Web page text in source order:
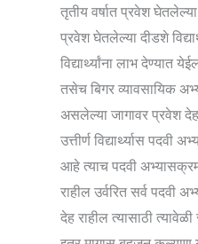
तृतीय वर्षात प्रवेश घेतलेल्या
प्रवेश घेतलेल्या दीडशे
विद्यार्थ्यांना लाभ देण्यात
तसेच बिगर व्यावसायिक
असलेल्या जागावर प्रवेश
उत्तीर्ण विद्यार्थ्यास पदवी
आहे त्याच पदवी
राहील उर्वरित सर्व पदवी
देह राहील त्यासाठी